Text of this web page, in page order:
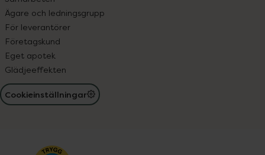
Ägare och ledningsgrupp
För leverantörer
Företagskund
Eget apotek
Glädjeeffekten
Cookieinställningar